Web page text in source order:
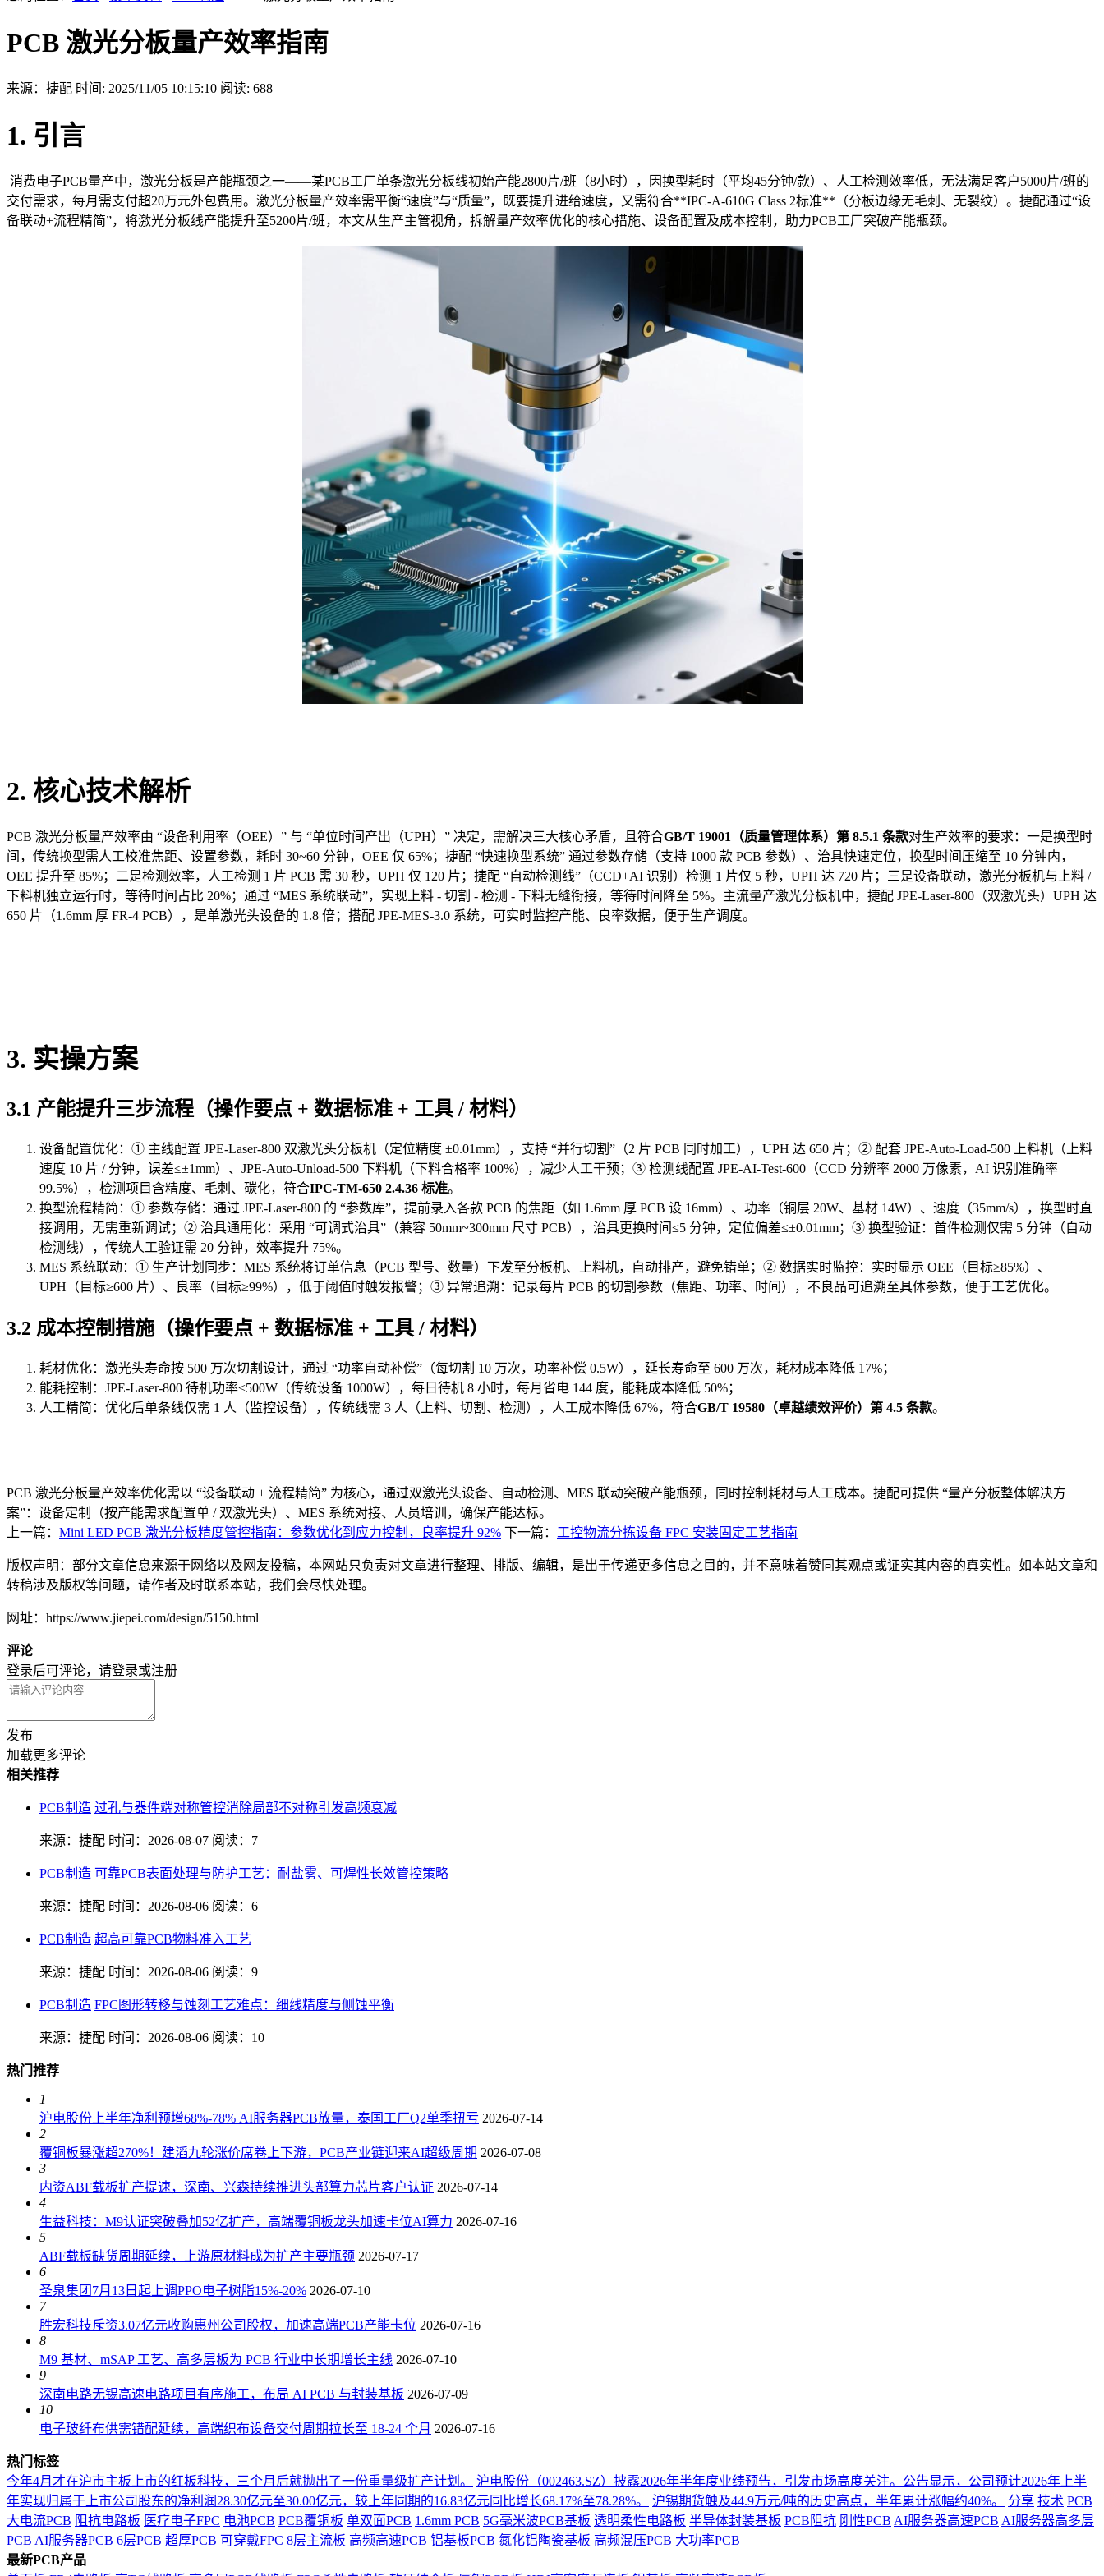
PCB 激光分板量产效率指南
来源：捷配 时间: 2025/11/05 10:15:10 阅读: 688
1. 引言
消费电子PCB量产中，激光分板是产能瓶颈之一——某PCB工厂单条激光分板线初始产能2800片/班（8小时），因换型耗时（平均45分钟/款）、人工检测效率低，无法满足客户5000片/班的
交付需求，每月需支付超20万元外包费用。激光分板量产效率需平衡“速度”与“质量”，既要提升进给速度，又需符合**IPC-A-610G Class 2标准**（分板边缘无毛刺、无裂纹）。捷配通过“设
备联动+流程精简”，将激光分板线产能提升至5200片/班，本文从生产主管视角，拆解量产效率优化的核心措施、设备配置及成本控制，助力PCB工厂突破产能瓶颈。
2. 核心技术解析
PCB 激光分板量产效率由 “设备利用率（OEE）” 与 “单位时间产出（UPH）” 决定，需解决三大核心矛盾，且符合GB/T 19001（质量管理体系）第 8.5.1 条款对生产效率的要求：一是换型时
间，传统换型需人工校准焦距、设置参数，耗时 30~60 分钟，OEE 仅 65%；捷配 “快速换型系统” 通过参数存储（支持 1000 款 PCB 参数）、治具快速定位，换型时间压缩至 10 分钟内，
OEE 提升至 85%；二是检测效率，人工检测 1 片 PCB 需 30 秒，UPH 仅 120 片；捷配 “自动检测线”（CCD+AI 识别）检测 1 片仅 5 秒，UPH 达 720 片；三是设备联动，激光分板机与上料 /
下料机独立运行时，等待时间占比 20%；通过 “MES 系统联动”，实现上料 - 切割 - 检测 - 下料无缝衔接，等待时间降至 5%。主流量产激光分板机中，捷配 JPE-Laser-800（双激光头）UPH 达
650 片（1.6mm 厚 FR-4 PCB），是单激光头设备的 1.8 倍；搭配 JPE-MES-3.0 系统，可实时监控产能、良率数据，便于生产调度。
3. 实操方案
3.1 产能提升三步流程（操作要点 + 数据标准 + 工具 / 材料）
设备配置优化：① 主线配置 JPE-Laser-800 双激光头分板机（定位精度 ±0.01mm），支持 “并行切割”（2 片 PCB 同时加工），UPH 达 650 片；② 配套 JPE-Auto-Load-500 上料机（上料
速度 10 片 / 分钟，误差≤±1mm）、JPE-Auto-Unload-500 下料机（下料合格率 100%），减少人工干预；③ 检测线配置 JPE-AI-Test-600（CCD 分辨率 2000 万像素，AI 识别准确率
99.5%），检测项目含精度、毛刺、碳化，符合IPC-TM-650 2.4.36 标准。
换型流程精简：① 参数存储：通过 JPE-Laser-800 的 “参数库”，提前录入各款 PCB 的焦距（如 1.6mm 厚 PCB 设 16mm）、功率（铜层 20W、基材 14W）、速度（35mm/s），换型时直
接调用，无需重新调试；② 治具通用化：采用 “可调式治具”（兼容 50mm~300mm 尺寸 PCB），治具更换时间≤5 分钟，定位偏差≤±0.01mm；③ 换型验证：首件检测仅需 5 分钟（自动
检测线），传统人工验证需 20 分钟，效率提升 75%。
MES 系统联动：① 生产计划同步：MES 系统将订单信息（PCB 型号、数量）下发至分板机、上料机，自动排产，避免错单；② 数据实时监控：实时显示 OEE（目标≥85%）、
UPH（目标≥600 片）、良率（目标≥99%），低于阈值时触发报警；③ 异常追溯：记录每片 PCB 的切割参数（焦距、功率、时间），不良品可追溯至具体参数，便于工艺优化。
3.2 成本控制措施（操作要点 + 数据标准 + 工具 / 材料）
耗材优化：激光头寿命按 500 万次切割设计，通过 “功率自动补偿”（每切割 10 万次，功率补偿 0.5W），延长寿命至 600 万次，耗材成本降低 17%；
能耗控制：JPE-Laser-800 待机功率≤500W（传统设备 1000W），每日待机 8 小时，每月省电 144 度，能耗成本降低 50%；
人工精简：优化后单条线仅需 1 人（监控设备），传统线需 3 人（上料、切割、检测），人工成本降低 67%，符合GB/T 19580（卓越绩效评价）第 4.5 条款。
PCB 激光分板量产效率优化需以 “设备联动 + 流程精简” 为核心，通过双激光头设备、自动检测、MES 联动突破产能瓶颈，同时控制耗材与人工成本。捷配可提供 “量产分板整体解决方
案”：设备定制（按产能需求配置单 / 双激光头）、MES 系统对接、人员培训，确保产能达标。
上一篇： Mini LED PCB 激光分板精度管控指南：参数优化到应力控制，良率提升 92% 下一篇： 工控物流分拣设备 FPC 安装固定工艺指南
版权声明：部分文章信息来源于网络以及网友投稿，本网站只负责对文章进行整理、排版、编辑，是出于传递更多信息之目的，并不意味着赞同其观点或证实其内容的真实性。如本站文章和
转稿涉及版权等问题，请作者及时联系本站，我们会尽快处理。
网址：https://www.jiepei.com/design/5150.html
评论
登录后可评论，请登录或注册
发布
加载更多评论
相关推荐
PCB制造 过孔与器件端对称管控消除局部不对称引发高频衰减
来源：捷配 时间：2026-08-07 阅读：7
PCB制造 可靠PCB表面处理与防护工艺：耐盐雾、可焊性长效管控策略
来源：捷配 时间：2026-08-06 阅读：6
PCB制造 超高可靠PCB物料准入工艺
来源：捷配 时间：2026-08-06 阅读：9
PCB制造 FPC图形转移与蚀刻工艺难点：细线精度与侧蚀平衡
来源：捷配 时间：2026-08-06 阅读：10
热门推荐
1
沪电股份上半年净利预增68%-78% AI服务器PCB放量，泰国工厂Q2单季扭亏 2026-07-14
2
覆铜板暴涨超270%！建滔九轮涨价席卷上下游，PCB产业链迎来AI超级周期 2026-07-08
3
内资ABF载板扩产提速，深南、兴森持续推进头部算力芯片客户认证 2026-07-14
4
生益科技：M9认证突破叠加52亿扩产，高端覆铜板龙头加速卡位AI算力 2026-07-16
5
ABF载板缺货周期延续，上游原材料成为扩产主要瓶颈 2026-07-17
6
圣泉集团7月13日起上调PPO电子树脂15%-20% 2026-07-10
7
胜宏科技斥资3.07亿元收购惠州公司股权，加速高端PCB产能卡位 2026-07-16
8
M9 基材、mSAP 工艺、高多层板为 PCB 行业中长期增长主线 2026-07-10
9
深南电路无锡高速电路项目有序施工，布局 AI PCB 与封装基板 2026-07-09
10
电子玻纤布供需错配延续，高端织布设备交付周期拉长至 18-24 个月 2026-07-16
热门标签
今年4月才在沪市主板上市的红板科技，三个月后就抛出了一份重量级扩产计划。
沪电股份（002463.SZ）披露2026年半年度业绩预告，引发市场高度关注。公告显示，公司预计2026年上半
年实现归属于上市公司股东的净利润28.30亿元至30.00亿元，较上年同期的16.83亿元同比增长68.17%至78.28%。
沪锡期货触及44.9万元/吨的历史高点，半年累计涨幅约40%。 分享 技术 PCB
大电流PCB 阻抗电路板 医疗电子FPC 电池PCB PCB覆铜板 单双面PCB 1.6mm PCB 5G毫米波PCB基板 透明柔性电路板 半导体封装基板 PCB阻抗 刚性PCB AI服务器高速PCB AI服务器高多层
PCB AI服务器PCB 6层PCB 超厚PCB 可穿戴FPC 8层主流板 高频高速PCB 铝基板PCB 氮化铝陶瓷基板 高频混压PCB 大功率PCB
最新PCB产品